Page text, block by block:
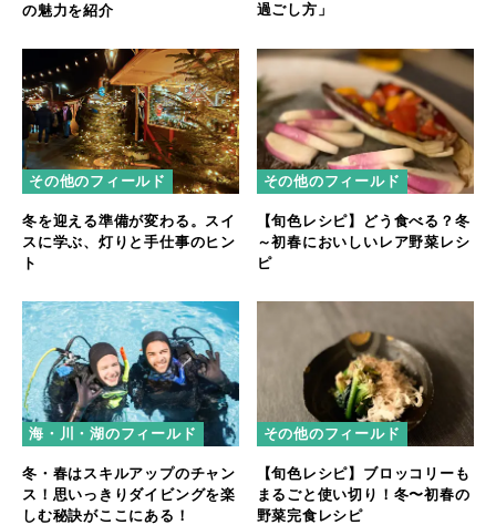
の魅力を紹介
過ごし方」
その他のフィールド
冬を迎える準備が変わる。スイ
スに学ぶ、灯りと手仕事のヒン
ト
その他のフィールド
【旬色レシピ】どう食べる？冬
～初春においしいレア野菜レシ
ピ
海・川・湖のフィールド
冬・春はスキルアップのチャン
ス！思いっきりダイビングを楽
しむ秘訣がここにある！
その他のフィールド
【旬色レシピ】ブロッコリーも
まるごと使い切り！冬〜初春の
野菜完食レシピ